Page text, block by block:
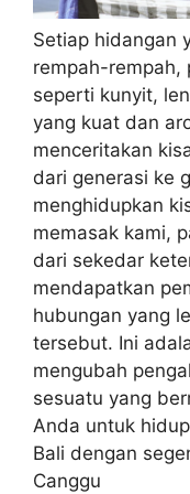
Setiap hidangan
rempah-rempah,
seperti kunyit,
yang kuat dan
menceritakan
dari generasi ke
menghidupkan
memasak kami,
dari sekedar
mendapatkan
hubungan yang
tersebut. Ini
mengubah
sesuatu yang
Anda untuk
Bali dengan
Canggu